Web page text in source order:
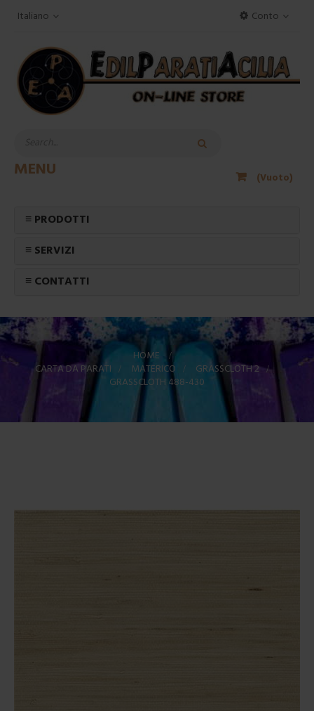
Conto
Italiano
(Vuoto)
MENU
≡ PRODOTTI
≡ SERVIZI
≡ CONTATTI
HOME
>
CARTA DA PARATI > MATERICO > GRASSCLOTH 2 >
GRASSCLOTH 488-430